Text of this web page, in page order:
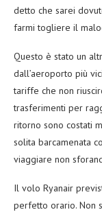
detto che sarei
farmi togliere il
Questo è stato un
dall’aeroporto più
tariffe che non
trasferimenti per
ritorno sono costati
solita barcamenata
viaggiare non
Il volo Ryanair
perfetto orario. Non